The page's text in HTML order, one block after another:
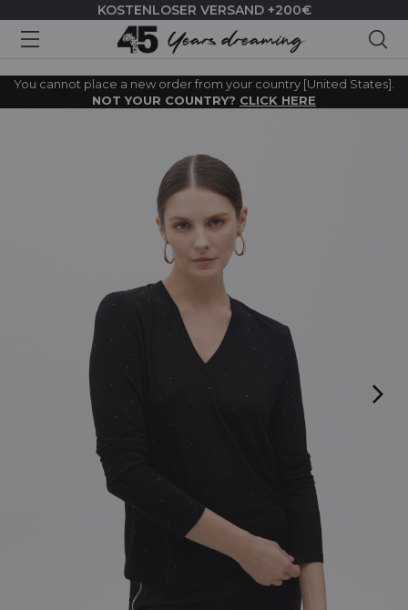
KOSTENLOSER VERSAND +200€
You cannot place a new order from your country [United States].
NOT YOUR COUNTRY? CLICK HERE